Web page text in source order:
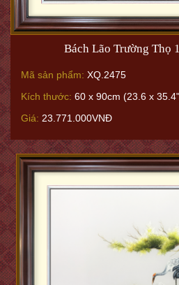
Bách Lão Trường Thọ
Mã sản phẩm: XQ.2475
Kích thước: 60 x 90cm (23.6 x
Giá: 23.771.000VNĐ